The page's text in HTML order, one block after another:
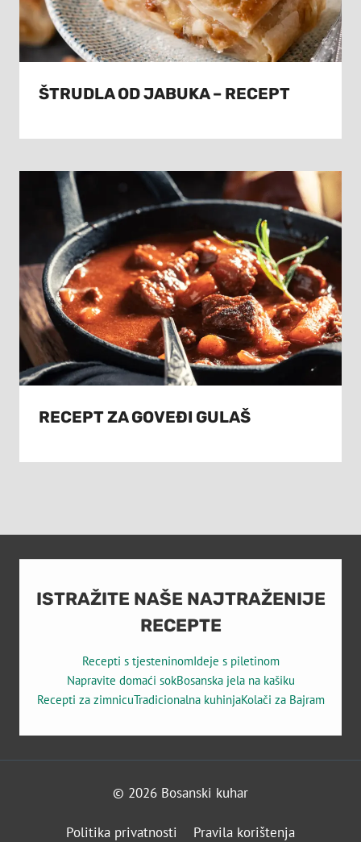
ŠTRUDLA OD JABUKA – RECEPT
RECEPT ZA GOVEĐI GULAŠ
ISTRAŽITE NAŠE NAJTRAŽENIJE
RECEPTE
Recepti s tjesteninomIdeje s piletinom
Napravite domaći sokBosanska jela na kašiku
Recepti za zimnicuTradicionalna kuhinjaKolači za Bajram
© 2026 Bosanski kuhar
Politika privatnosti Pravila korištenja